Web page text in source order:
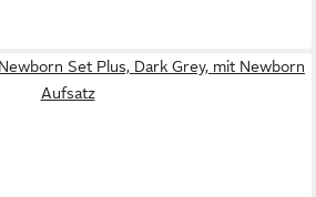
Set Plus, Dark Grey, mit Newborn
Aufsatz